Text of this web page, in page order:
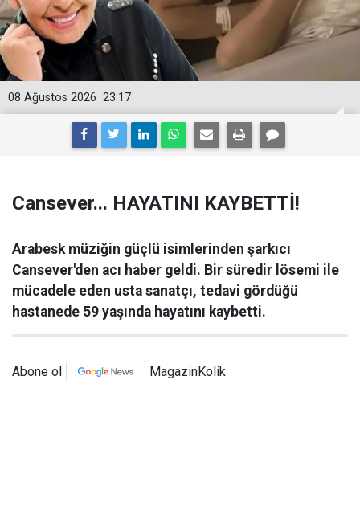
23:17
08 Ağustos 2026
Cansever... HAYATINI KAYBETTİ!
Arabesk müziğin güçlü isimlerinden şarkıcı
Cansever'den acı haber geldi. Bir süredir lösemi ile
mücadele eden usta sanatçı, tedavi gördüğü
hastanede 59 yaşında hayatını kaybetti.
Abone ol MagazinKolik